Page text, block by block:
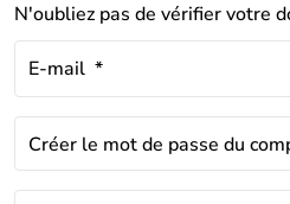
N'oubliez pas de vérifier votre
E-mail *
Créer le mot de passe du